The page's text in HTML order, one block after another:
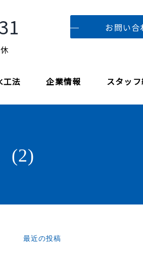
お問い合
工法 企業情報 スタッ
(2)
最近の投稿